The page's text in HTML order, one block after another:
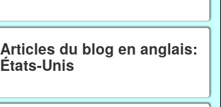
Articles du blog en anglais:
États-Unis